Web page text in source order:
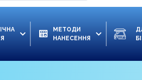
МЕТОДИ
НАНЕСЕННЯ